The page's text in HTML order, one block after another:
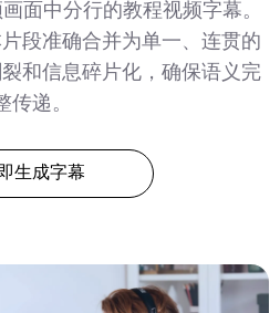
面中分行的教程视频字幕。
段准确合并为单一、连贯的
和信息碎片化，确保语义完
传递。
生成字幕